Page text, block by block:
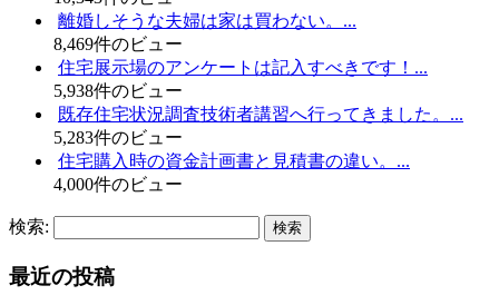
離婚しそうな夫婦は家は買わない。...
8,469件のビュー
住宅展示場のアンケートは記入すべきです！...
5,938件のビュー
既存住宅状況調査技術者講習へ行ってきました。...
5,283件のビュー
住宅購入時の資金計画書と見積書の違い。...
4,000件のビュー
検索:
最近の投稿